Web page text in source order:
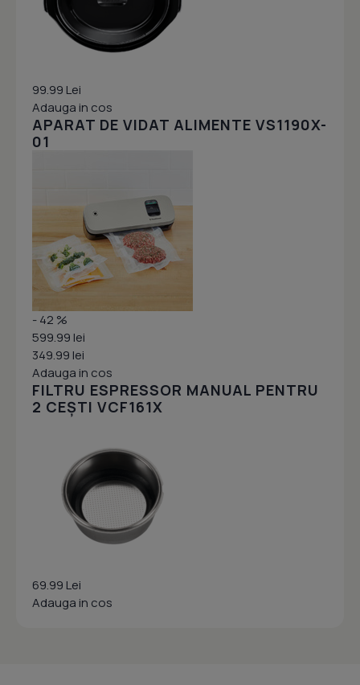
99.99 Lei
Adauga in cos
APARAT DE VIDAT ALIMENTE VS1190X-
01
- 42 %
599.99 lei
349.99 lei
Adauga in cos
FILTRU ESPRESSOR MANUAL PENTRU
2 CEȘTI VCF161X
69.99 Lei
Adauga in cos